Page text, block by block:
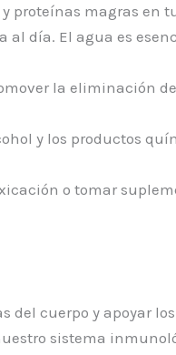
proteínas magras en
día. El agua es
la eliminación
y los productos
o tomar
cuerpo y apoyar
sistema